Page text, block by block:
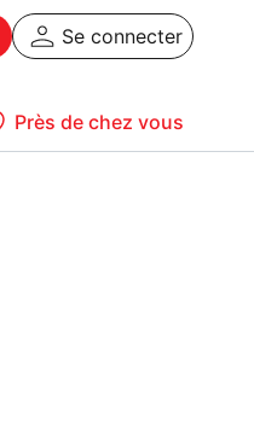
Se connecter
Près de chez vous